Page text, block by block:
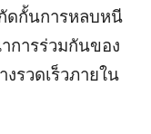
ดกั้นการหลบหนี
การร่วมกันของ
รวดเร็วภายใน